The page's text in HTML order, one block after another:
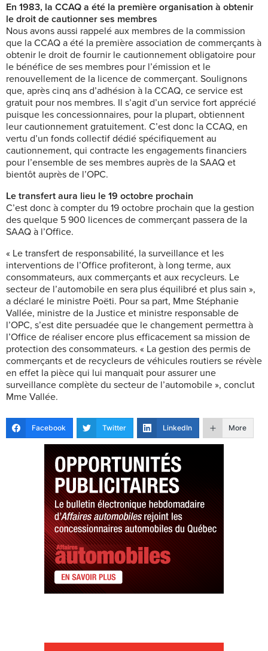
En 1983, la CCAQ a été la première organisation à obtenir
le droit de cautionner ses membres
Nous avons aussi rappelé aux membres de la commission
que la CCAQ a été la première association de commerçants à
obtenir le droit de fournir le cautionnement obligatoire pour
le bénéfice de ses membres pour l’émission et le
renouvellement de la licence de commerçant. Soulignons
que, après cinq ans d’adhésion à la CCAQ, ce service est
gratuit pour nos membres. Il s’agit d’un service fort apprécié
puisque les concessionnaires, pour la plupart, obtiennent
leur cautionnement gratuitement. C’est donc la CCAQ, en
vertu d’un fonds collectif dédié spécifiquement au
cautionnement, qui contracte les engagements financiers
pour l’ensemble de ses membres auprès de la SAAQ et
bientôt auprès de l’OPC.
Le transfert aura lieu le 19 octobre prochain
C’est donc à compter du 19 octobre prochain que la gestion
des quelque 5 900 licences de commerçant passera de la
SAAQ à l’Office.
« Le transfert de responsabilité, la surveillance et les
interventions de l’Office profiteront, à long terme, aux
consommateurs, aux commerçants et aux recycleurs. Le
secteur de l’automobile en sera plus équilibré et plus sain »,
a déclaré le ministre Poëti. Pour sa part, Mme Stéphanie
Vallée, ministre de la Justice et ministre responsable de
l’OPC, s’est dite persuadée que le changement permettra à
l’Office de réaliser encore plus efficacement sa mission de
protection des consommateurs. « La gestion des permis de
commerçants et de recycleurs de véhicules routiers se révèle
en effet la pièce qui lui manquait pour assurer une
surveillance complète du secteur de l’automobile », conclut
Mme Vallée.
Facebook Twitter LinkedIn More